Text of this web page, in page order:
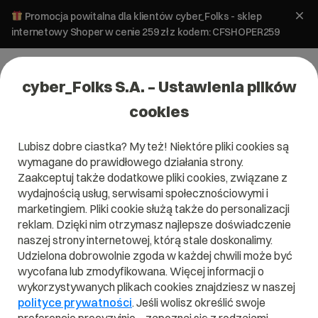
Promocja powitalna dla klientów cyber_Folks - sklep
internetowy Shoper w cenie 259 zł z kodem: CFSHOPER259
Czym jest MozRank?
Przeczytaj czym jestMozRankw naszym słowniku.
Pomoże Ci to lepiej zrozumieć, czym dokładnie jest
cyber_Folks S.A. – Ustawienia plików
cookies
Lubisz dobre ciastka? My też! Niektóre pliki cookies są
wymagane do prawidłowego działania strony.
Zaakceptuj także dodatkowe pliki cookies, związane z
wydajnością usług, serwisami społecznościowymi i
marketingiem. Pliki cookie służą także do personalizacji
reklam. Dzięki nim otrzymasz najlepsze doświadczenie
naszej strony internetowej, którą stale doskonalimy.
Udzielona dobrowolnie zgoda w każdej chwili może być
wycofana lub zmodyfikowana. Więcej informacji o
wykorzystywanych plikach cookies znajdziesz w naszej
polityce prywatności. Jeśli wolisz określić swoje